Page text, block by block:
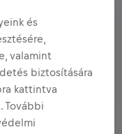
és
valamint
biztosítására
kattintva
További